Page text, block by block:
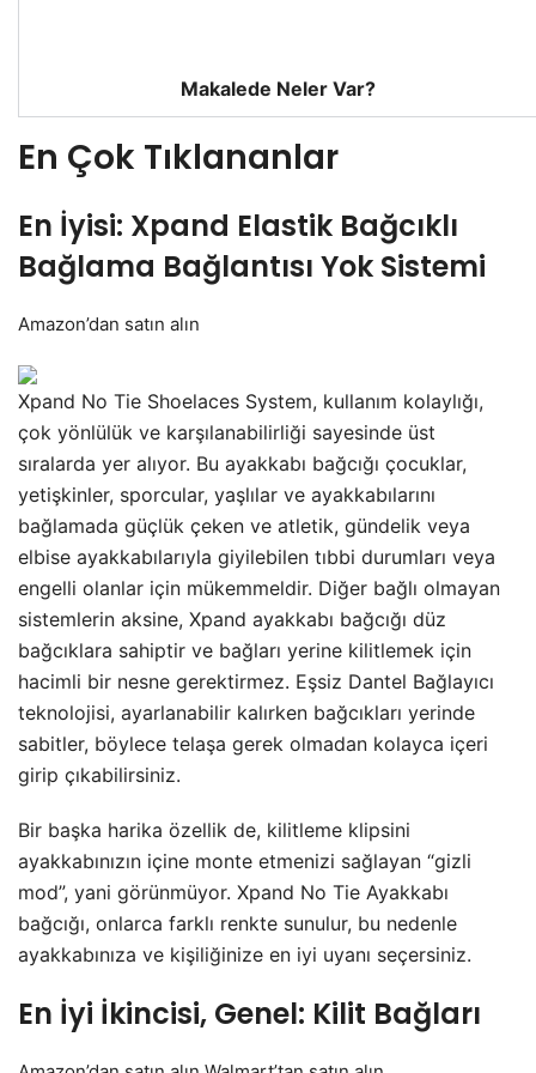
Makalede Neler Var?
En Çok Tıklananlar
En İyisi: Xpand Elastik Bağcıklı
Bağlama Bağlantısı Yok Sistemi
Amazon’dan satın alın
Xpand No Tie Shoelaces System, kullanım kolaylığı,
çok yönlülük ve karşılanabilirliği sayesinde üst
sıralarda yer alıyor. Bu ayakkabı bağcığı çocuklar,
yetişkinler, sporcular, yaşlılar ve ayakkabılarını
bağlamada güçlük çeken ve atletik, gündelik veya
elbise ayakkabılarıyla giyilebilen tıbbi durumları veya
engelli olanlar için mükemmeldir. Diğer bağlı olmayan
sistemlerin aksine, Xpand ayakkabı bağcığı düz
bağcıklara sahiptir ve bağları yerine kilitlemek için
hacimli bir nesne gerektirmez. Eşsiz Dantel Bağlayıcı
teknolojisi, ayarlanabilir kalırken bağcıkları yerinde
sabitler, böylece telaşa gerek olmadan kolayca içeri
girip çıkabilirsiniz.
Bir başka harika özellik de, kilitleme klipsini
ayakkabınızın içine monte etmenizi sağlayan “gizli
mod”, yani görünmüyor. Xpand No Tie Ayakkabı
bağcığı, onlarca farklı renkte sunulur, bu nedenle
ayakkabınıza ve kişiliğinize en iyi uyanı seçersiniz.
En İyi İkincisi, Genel: Kilit Bağları